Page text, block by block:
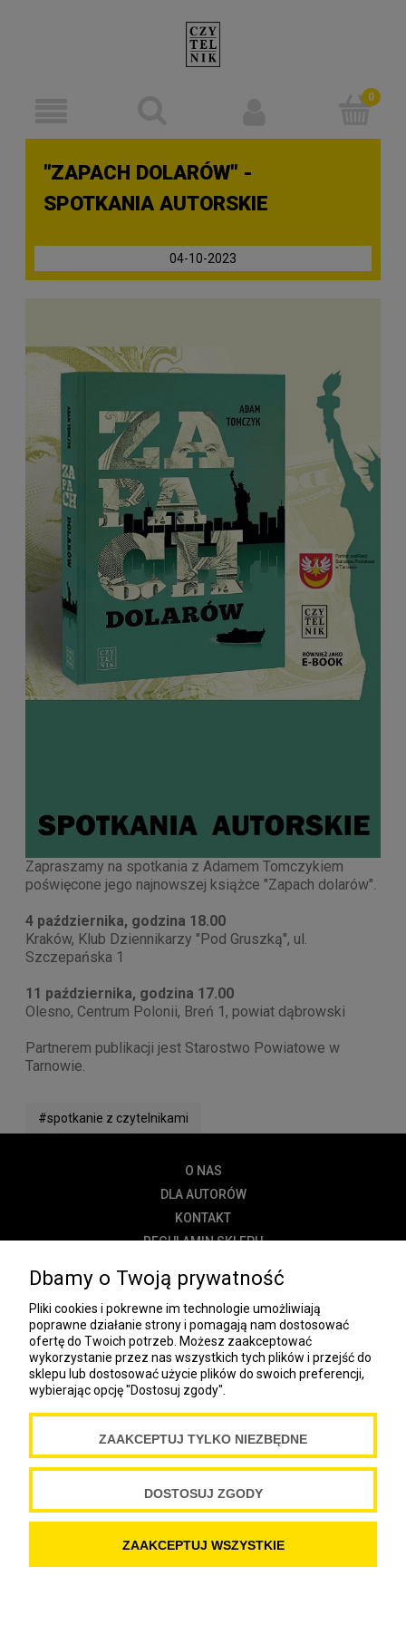
"ZAPACH DOLARÓW" -
SPOTKANIA AUTORSKIE
04-10-2023
Zapraszamy na spotkania z Adamem Tomczykiem
poświęcone jego najnowszej książce "Zapach dolarów".
4 października, godzina 18.00
Kraków, Klub Dziennikarzy "Pod Gruszką", ul.
Szczepańska 1
11 października, godzina 17.00
Olesno, Centrum Polonii, Breń 1, powiat dąbrowski
Partnerem publikacji jest Starostwo Powiatowe w
Tarnowie.
#spotkanie z czytelnikami
O NAS
DLA AUTORÓW
KONTAKT
REGULAMIN SKLEPU
DOSTAWA
PŁATNOŚĆ
NEWSLETTER
COOKIES
Spółdzielnia Wydawnicza „Czytelnik”
ul. Wiejska 12A
Copyright Spółdzielnia Wydawnicza „Czytelnik” 2019
Dbamy o Twoją prywatność
Pliki cookies i pokrewne im technologie umożliwiają
poprawne działanie strony i pomagają nam dostosować
ofertę do Twoich potrzeb. Możesz zaakceptować
wykorzystanie przez nas wszystkich tych plików i przejść do
sklepu lub dostosować użycie plików do swoich preferencji,
wybierając opcję "Dostosuj zgody".
ZAAKCEPTUJ TYLKO NIEZBĘDNE
DOSTOSUJ ZGODY
ZAAKCEPTUJ WSZYSTKIE